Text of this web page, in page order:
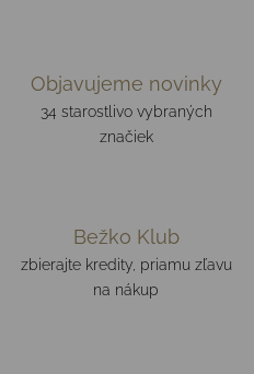
Objavujeme novinky
34 starostlivo vybraných
značiek
Bežko Klub
zbierajte kredity, priamu zľavu
na nákup